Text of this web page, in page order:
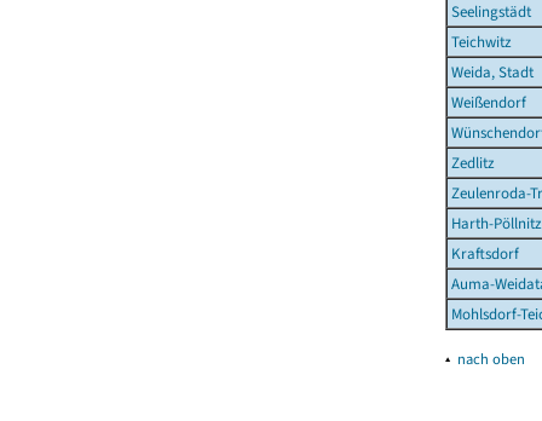
Seelingstädt
Teichwitz
Weida, Stadt
Weißendorf
Zedlitz
Zeulenroda-
Harth-Pöllnitz
Kraftsdorf
Auma-
Mohlsdorf-
▴ nach oben